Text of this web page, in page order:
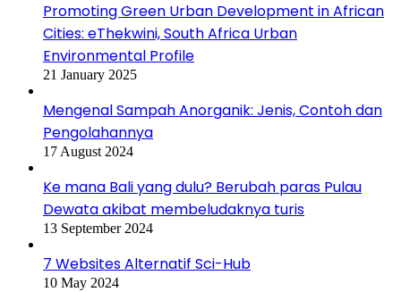
Promoting Green Urban Development in African
Cities: eThekwini, South Africa Urban
Environmental Profile
21 January 2025
Mengenal Sampah Anorganik: Jenis, Contoh dan
Pengolahannya
17 August 2024
Ke mana Bali yang dulu? Berubah paras Pulau
Dewata akibat membeludaknya turis
13 September 2024
7 Websites Alternatif Sci-Hub
10 May 2024